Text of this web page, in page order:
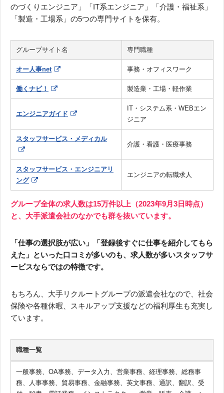
のづくりエンジニア」「IT系エンジニア」「介護・福祉系」
「製造・工場系」の5つの専門サイトを保有。
グループサイト名 専門職種
オー人事net 事務・オフィスワーク
働くナビ！ 製造業・工場・軽作業
エンジニアガイド
IT・システム系・WEBエン
ジニア
スタッフサービス・メディカル
介護・看護・医療事務
スタッフサービス・エンジニアリ
ング
エンジニアの転職求人
グループ全体の求人数は15万件以上（2023年9月3日時点）
と、大手派遣会社のなかでも群を抜いています。
「仕事の選択肢が広い」「登録後すぐに仕事を紹介してもら
えた」といった口コミが多いのも、求人数が多いスタッフサ
ービスならではの特徴です。
もちろん、大手リクルートグループの派遣会社なので、社会
保険や各種休暇、スキルアップ支援などの福利厚生も充実し
ています。
職種一覧
一般事務、OA事務、データ入力、営業事務、経理事務、総務事
務、人事事務、貿易事務、金融事務、英文事務、通訳、翻訳、受